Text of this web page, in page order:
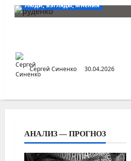
Люди, взгляды, мнения
Сергей Синенко 30.04.2026
АНАЛИЗ — ПРОГНОЗ